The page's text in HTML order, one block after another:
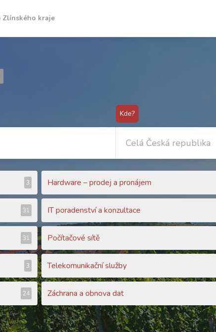
Zlínského kraje
Kde?
3 Hardware – prodej a pronájem
31 IT poradenství a konzultace
31 Počítačové sítě
3 Telekomunikační služby
24 Záchrana a obnova dat